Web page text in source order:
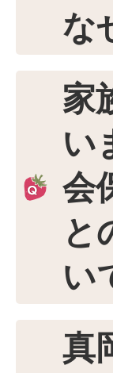
な
家
い
会
と
い
真